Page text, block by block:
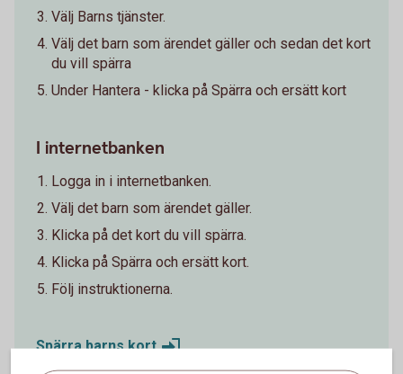
Välj Barns tjänster.
Välj det barn som ärendet gäller och sedan det kort
du vill spärra
Under Hantera - klicka på Spärra och ersätt kort
I internetbanken
Logga in i internetbanken.
Välj det barn som ärendet gäller.
Klicka på det kort du vill spärra.
Klicka på Spärra och ersätt kort.
Följ instruktionerna.
Spärra barnskort